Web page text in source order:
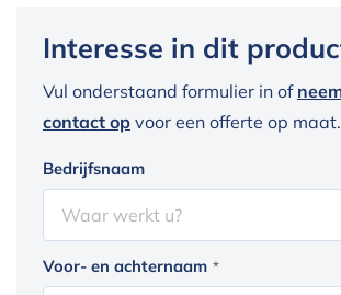
Interesse in dit
Vul onderstaand formulier in of
contact op voor een offerte op maat.
Bedrijfsnaam
Voor- en achternaam *